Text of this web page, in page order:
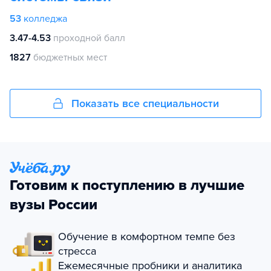
53 колледжа
3.47-4.53 проходной балл
1827 бюджетных мест
Показать все специальности
Готовим к поступлению в лучшие
вузы России
Обучение в комфортном темпе без
стресса
Ежемесячные пробники и аналитика